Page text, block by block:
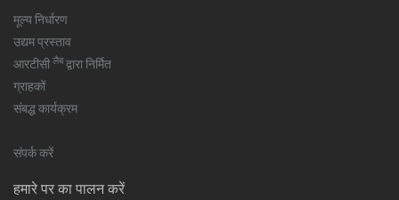
मूल्य निर्धारण
उद्यम प्रस्ताव
आरटीसी लैबद्वारा निर्मित
ग्राहकों
संबद्ध कार्यक्रम
संपर्क करें
हमारे पर का पालन करें